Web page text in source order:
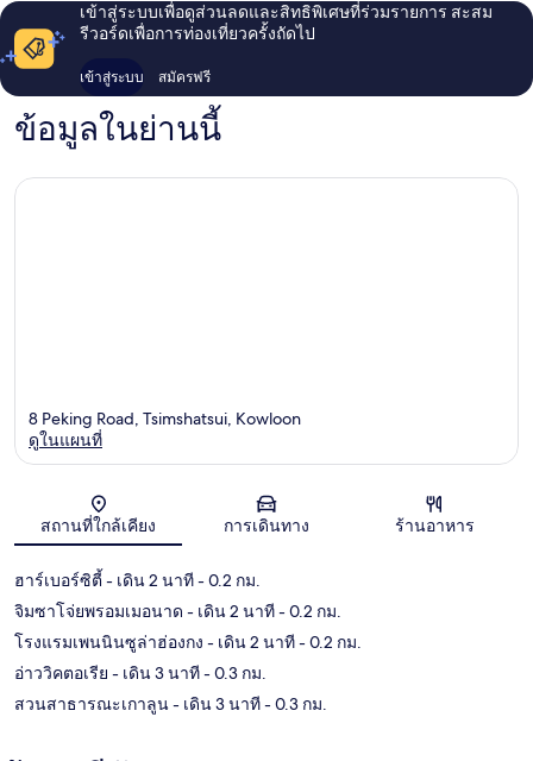
เข้าสู่ระบบเพื่อดูส่วนลดและสิทธิพิเศษที่ร่วมรายการ สะสม
รีวอร์ดเพื่อการท่องเที่ยวครั้งถัดไป
เข้าสู่ระบบ สมัครฟรี
ข้อมูลในย่านนี้
แผนที่
8 Peking Road, Tsimshatsui, Kowloon
ดูในแผนที่
สถานที่ใกล้เคียง การเดินทาง ร้านอาหาร
ฮาร์เบอร์ซิตี้ - เดิน 2 นาที- 0.2 กม.
จิมซาโจ่ยพรอมเมอนาด - เดิน 2 นาที- 0.2 กม.
โรงแรมเพนนินซูล่าฮ่องกง - เดิน 2 นาที- 0.2 กม.
อ่าววิคตอเรีย - เดิน 3 นาที- 0.3 กม.
สวนสาธารณะเกาลูน- เดิน 3 นาที- 0.3 กม.